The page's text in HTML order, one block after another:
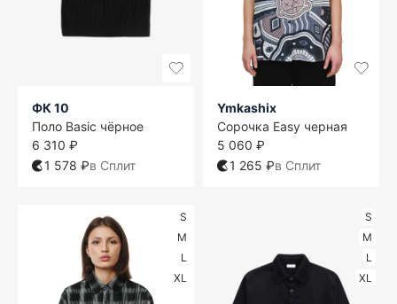
ФК 10
Поло Basic чёрное
6 310 ₽
1 578 ₽в Сплит
Ymkashix
Сорочка Easy черная
5 060 ₽
1 265 ₽в Сплит
S
M
L
XL
S
M
L
XL